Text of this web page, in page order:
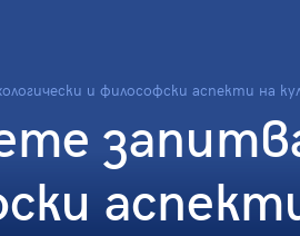
и философски аспекти на